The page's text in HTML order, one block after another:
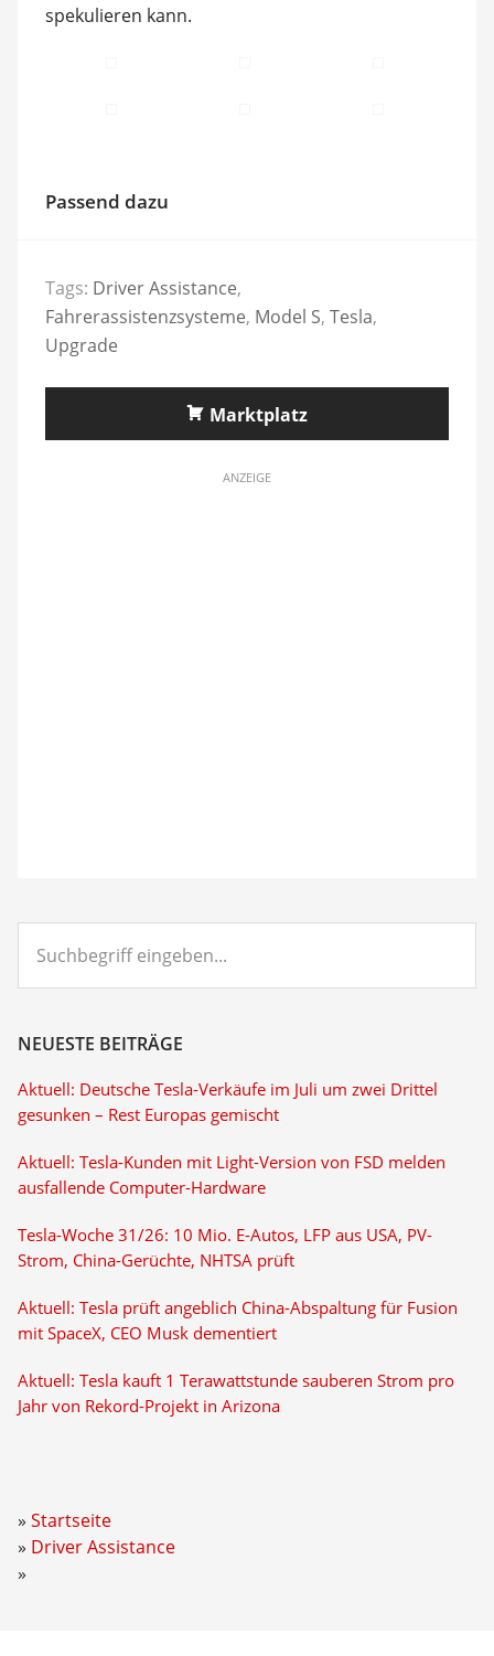
spekulieren kann.
Passend dazu
Tags: Driver Assistance,
Fahrerassistenzsysteme, Model S, Tesla,
Upgrade
Marktplatz
ANZEIGE
eingeben...
NEUESTE BEITRÄGE
Aktuell: Deutsche Tesla-Verkäufe im Juli um zwei Drittel
gesunken – Rest Europas gemischt
Aktuell: Tesla-Kunden mit Light-Version von FSD melden
ausfallende Computer-Hardware
Tesla-Woche 31/26: 10 Mio. E-Autos, LFP aus USA, PV-
Strom, China-Gerüchte, NHTSA prüft
Aktuell: Tesla prüft angeblich China-Abspaltung für Fusion
mit SpaceX, CEO Musk dementiert
Aktuell: Tesla kauft 1 Terawattstunde sauberen Strom pro
Jahr von Rekord-Projekt in Arizona
Startseite
Driver Assistance